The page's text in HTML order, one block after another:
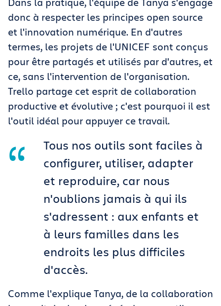
donc à respecter les principes open source
et l'innovation numérique. En d'autres
termes, les projets de l'UNICEF sont conçus
pour être partagés et utilisés par d'autres, et
ce, sans l'intervention de l'organisation.
Trello partage cet esprit de collaboration
productive et évolutive ; c'est pourquoi il est
l'outil idéal pour appuyer ce travail.
Tous nos outils sont faciles à
configurer, utiliser, adapter
et reproduire, car nous
n'oublions jamais à qui ils
s'adressent : aux enfants et
à leurs familles dans les
endroits les plus difficiles
d'accès.
Comme l'explique Tanya, de la collaboration